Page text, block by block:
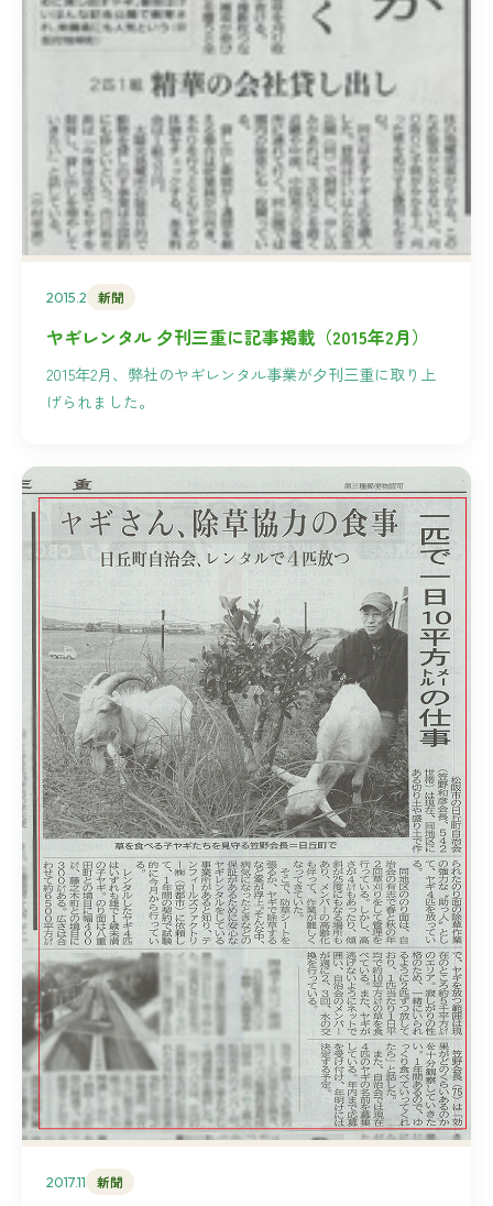
2015.2 新聞
ヤギレンタル 夕刊三重に記事掲載（2015年2月）
2015年2月、弊社のヤギレンタル事業が夕刊三重に取り上
げられました。
2017.11 新聞